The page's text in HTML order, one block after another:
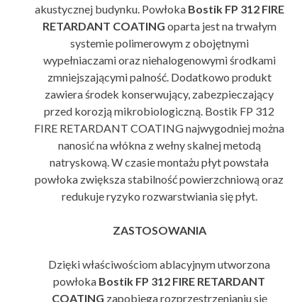
akustycznej budynku. Powłoka Bostik FP 312 FIRE
RETARDANT COATING oparta jest na trwałym
systemie polimerowym z obojętnymi
wypełniaczami oraz niehalogenowymi środkami
zmniejszającymi palność. Dodatkowo produkt
zawiera środek konserwujący, zabezpieczający
przed korozją mikrobiologiczną. Bostik FP 312
FIRE RETARDANT COATING najwygodniej można
nanosić na włókna z wełny skalnej metodą
natryskową. W czasie montażu płyt powstała
powłoka zwiększa stabilność powierzchniową oraz
redukuje ryzyko rozwarstwiania się płyt.
ZASTOSOWANIA
Dzięki właściwościom ablacyjnym utworzona
powłoka Bostik FP 312 FIRE RETARDANT
COATING zapobiega rozprzestrzenianiu się